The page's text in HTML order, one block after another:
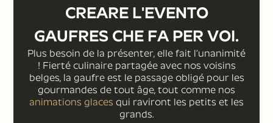
CREARE L'EVENTO
GAUFRES CHE FA PER VOI.
Plus besoin de la présenter, elle fait l’unanimité
! Fierté culinaire partagée avec nos voisins
belges, la gaufre est le passage obligé pour les
gourmandes de tout âge, tout comme nos
animations glaces qui raviront les petits et les
grands.